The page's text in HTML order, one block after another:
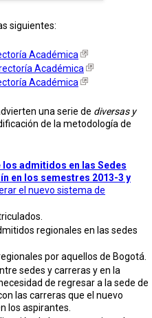
siguientes:
Académica
Académica
Académica
una serie de diversas y
de la metodología de
admitidos en las Sedes
en los semestres 2013-3 y
el nuevo sistema de
regionales en las sedes
por aquellos de Bogotá.
sedes y carreras y en la
de regresar a la sede de
las carreras que el nuevo
los aspirantes.